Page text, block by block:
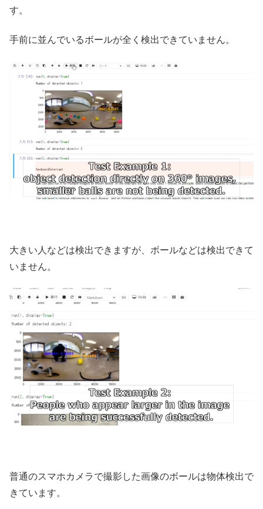
す。
手前に並んでいるボールが全く検出できていません。
大きい人などは検出できますが、ボールなどは検出できて
いません。
普通のスマホカメラで撮影した画像のボールは物体検出で
きています。